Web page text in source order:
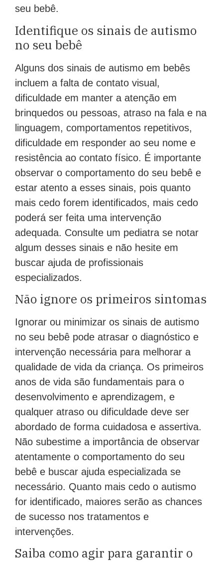
seu bebê.
Identifique os sinais de autismo
no seu bebê
Alguns dos sinais de autismo em bebês
incluem a falta de contato visual,
dificuldade em manter a atenção em
brinquedos ou pessoas, atraso na fala e na
linguagem, comportamentos repetitivos,
dificuldade em responder ao seu nome e
resistência ao contato físico. É importante
observar o comportamento do seu bebê e
estar atento a esses sinais, pois quanto
mais cedo forem identificados, mais cedo
poderá ser feita uma intervenção
adequada. Consulte um pediatra se notar
algum desses sinais e não hesite em
buscar ajuda de profissionais
especializados.
Não ignore os primeiros sintomas
Ignorar ou minimizar os sinais de autismo
no seu bebê pode atrasar o diagnóstico e
intervenção necessária para melhorar a
qualidade de vida da criança. Os primeiros
anos de vida são fundamentais para o
desenvolvimento e aprendizagem, e
qualquer atraso ou dificuldade deve ser
abordado de forma cuidadosa e assertiva.
Não subestime a importância de observar
atentamente o comportamento do seu
bebê e buscar ajuda especializada se
necessário. Quanto mais cedo o autismo
for identificado, maiores serão as chances
de sucesso nos tratamentos e
intervenções.
Saiba como agir para garantir o